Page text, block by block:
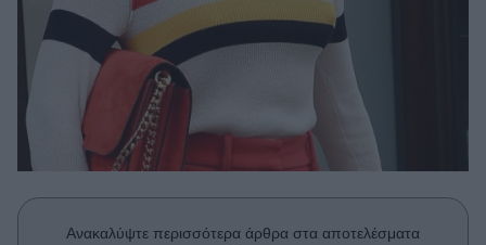
Woman Power
Working Girl
Real Women
Πρόσωπα
CelebritiesΑνακαλύψτε περισσότερα άρθρα στα αποτελέσματα